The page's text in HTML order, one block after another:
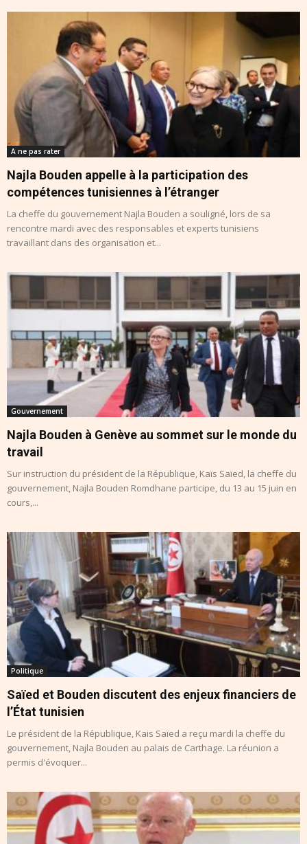
A ne pas rater
Najla Bouden appelle à la participation des
compétences tunisiennes à l’étranger
La cheffe du gouvernement Najla Bouden a souligné, lors de sa
rencontre mardi avec des responsables et experts tunisiens
travaillant dans des organisation et...
Gouvernement
Najla Bouden à Genève au sommet sur le monde du
travail
Sur instruction du président de la République, Kaïs Saïed, la cheffe du
gouvernement, Najla Bouden Romdhane participe, du 13 au 15 juin en
cours,...
Politique
Saïed et Bouden discutent des enjeux financiers de
l’État tunisien
Le président de la République, Kais Saïed a reçu mardi la cheffe du
gouvernement, Najla Bouden au palais de Carthage. La réunion a
permis d'évoquer...